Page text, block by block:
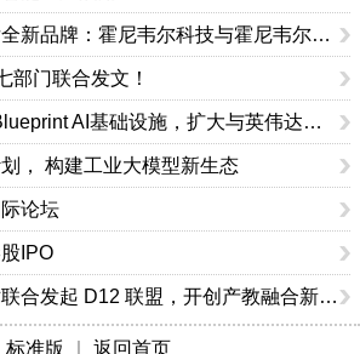
能工厂启用
霍尼韦尔发布分拆后全新品牌：霍尼韦尔科技与霍尼韦尔航空航天
部门联合发文！
ABB通过集成DSX Blueprint AI基础设施，扩大与英伟达的合作
， 构建工业大模型新生态
论坛
IPO